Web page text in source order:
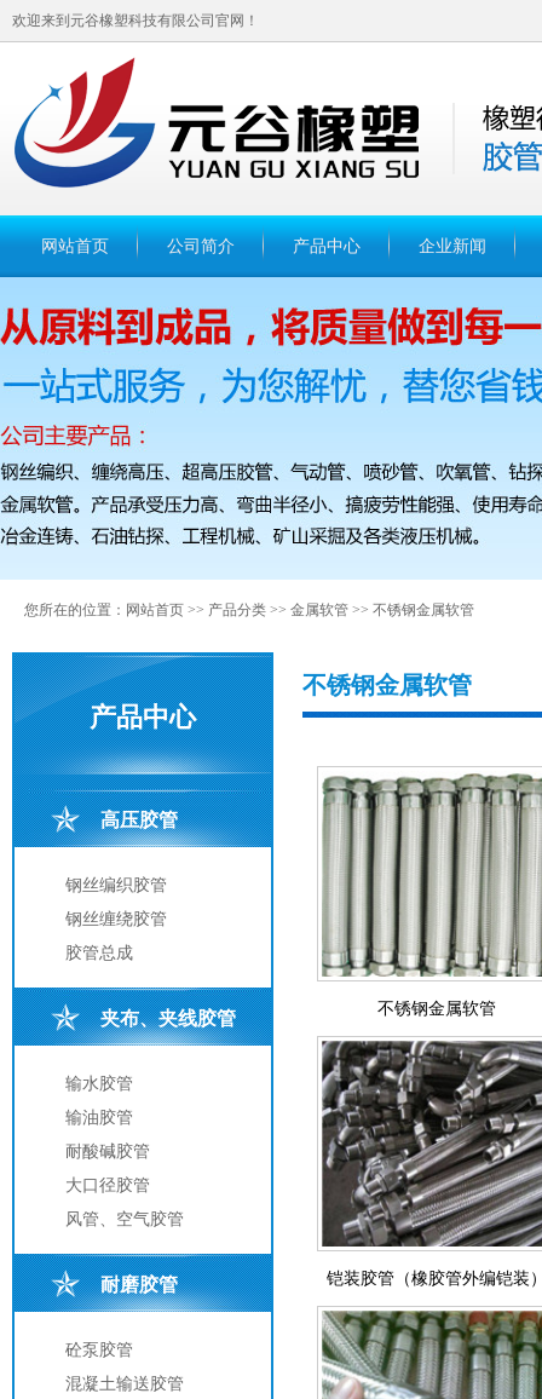
欢迎来到元谷橡塑科技有限公司官网！
网站首页 公司简介 产品中心 企业新闻
您所在的位置： 网站首页 >> 产品分类 >> 金属软管 >> 不锈钢金属软管
产品中心
高压胶管
钢丝编织胶管
钢丝缠绕胶管
胶管总成
夹布、夹线胶管
输水胶管
输油胶管
耐酸碱胶管
大口径胶管
风管、空气胶管
耐磨胶管
砼泵胶管
混凝土输送胶管
不锈钢金属软管
不锈钢金属软管
铠装胶管（橡胶管外编铠装